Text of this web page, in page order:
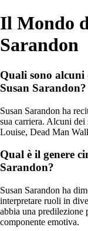
Il Mondo
Sarandon
Quali sono
Susan Sarandon?
Susan Sarandon ha
sua carriera. Alcuni
Louise, Dead Man
Qual è il genere
Sarandon?
Susan Sarandon ha
interpretare ruoli in
abbia una
componente emotiva.